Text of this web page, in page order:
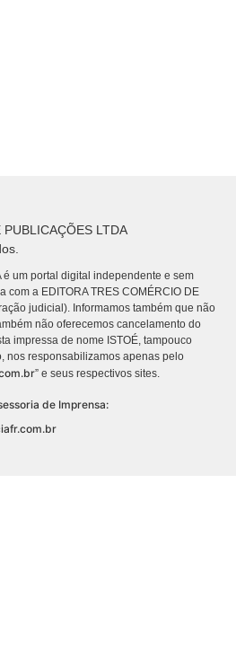
LTDA
é um portal digital independente e sem
com a EDITORA TRES COMÉRCIO DE
judicial). Informamos também que não
não oferecemos cancelamento do
impressa de nome ISTOÉ, tampouco
nos responsabilizamos apenas pelo
” e seus respectivos sites.
de Imprensa: